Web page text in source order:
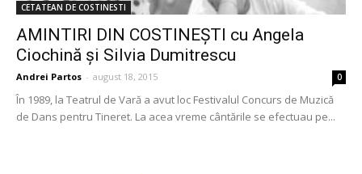
CETATEAN DE COSTINESTI
AMINTIRI DIN COSTINEŞTI cu Angela
Ciochină şi Silvia Dumitrescu
Andrei Partos - august 18, 2015 0
În 1989, la Teatrul de Vară a avut loc Festivalul Concurs de Muzică
de Dans pentru Tineret. La acea vreme cântările se efectuau pe...